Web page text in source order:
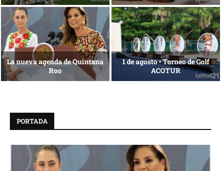
Reconocimiento de viajeros La esencia del servicio
PORTADA